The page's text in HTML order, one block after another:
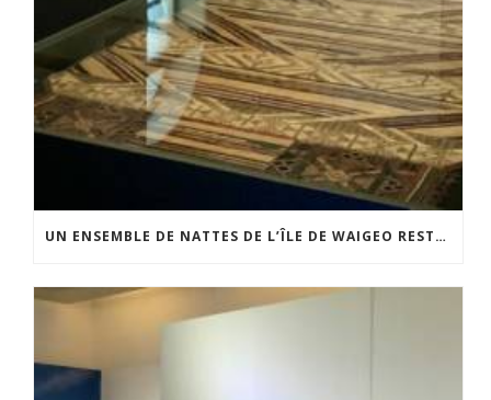
UN ENSEMBLE DE NATTES DE L’ÎLE DE WAIGEO RESTAURÉ GRÂCE AU SOUTIEN DU CERCLE LÉVI-STRAUSS